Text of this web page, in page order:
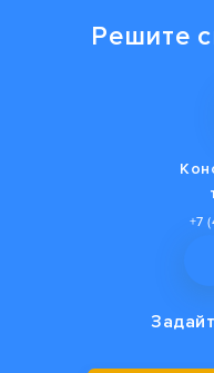
Решите
+7